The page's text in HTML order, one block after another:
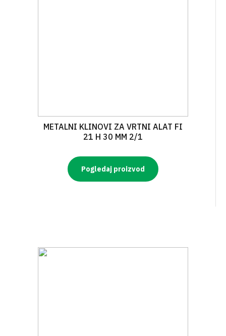
METALNI KLINOVI ZA VRTNI ALAT FI
21 H 30 MM 2/1
Pogledaj proizvod